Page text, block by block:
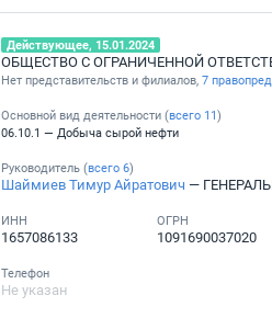
Действующее, 15.01.2024
ОБЩЕСТВО С ОГРАНИЧЕННОЙ
Нет представительств и филиалов, 7
Основной вид деятельности (всего 11)
06.10.1 — Добыча сырой нефти
Руководитель (всего 6)
Шаймиев Тимур Айратович —
ИНН
1657086133
ОГРН
1091690037020
Телефон
Не указан